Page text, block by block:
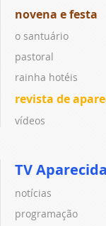
novena e festa
o santuário
pastoral
rainha hotéis
revista de
vídeos
TV Aparecida
notícias
programação